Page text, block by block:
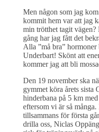
Men någon som jag
kommit hem var att jag
min trötthet tagit
gång har jag fått det
Alla ”må bra”
Underbart! Skönt att
kommer jag att bli
Den 19 november ska
gymmet köra årets sista
hinderbana på 5 km
eftersom vi är så
tillsammans för första
drilla oss, Niclas